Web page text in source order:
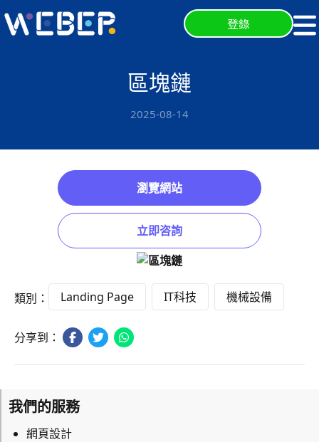
登錄
區塊鏈
2025-08-14
瀏覽網站
立即咨詢
類別： Landing Page IT科技 機械設備
分享到：
我們的服務
網頁設計